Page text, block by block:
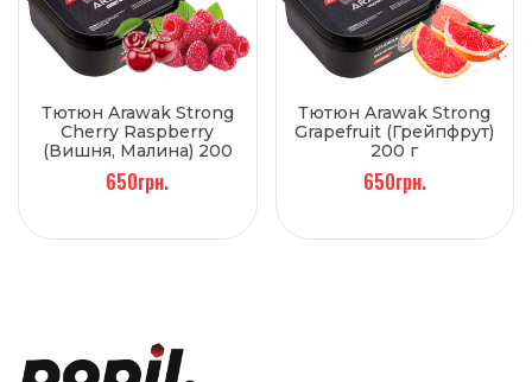
Тютюн Arawak Strong
Cherry Raspberry
(Вишня, Малина) 200
г
650грн.
Тютюн Arawak Strong
Grapefruit (Грейпфрут)
200 г
650грн.